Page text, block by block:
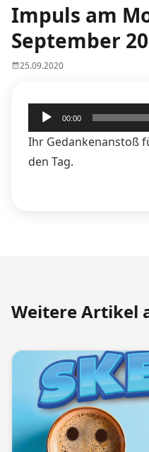
Impuls am
September
25.09.2020
Audio-
Player
00:00
Ihr Gedankenanstoß
den Tag.
Weitere Artikel